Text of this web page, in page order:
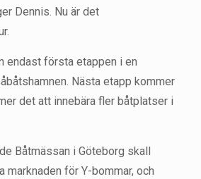
Dennis. Nu är det
endast första etappen i en
Nästa etapp kommer
det att innebära fler båtplatser i
Båtmässan i Göteborg skall
marknaden för Y-bommar, och